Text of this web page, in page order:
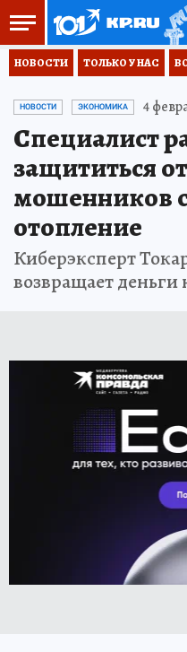
НОВОСТИ ТОЛЬКО У НАС
НОВОСТИ ЭКОНОМИКА 4
Специалист
защититься
мошенников
отопление
Киберэксперт
возвращает деньги